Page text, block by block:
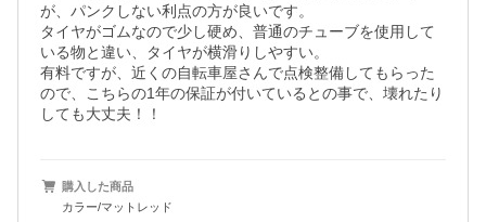
が、パンクしない利点の方が良いです。
タイヤがゴムなので少し硬め、普通のチューブを使用して
いる物と違い、タイヤが横滑りしやすい。
有料ですが、近くの自転車屋さんで点検整備してもらった
ので、こちらの1年の保証が付いているとの事で、壊れたり
しても大丈夫！！
購入した商品
カラー/マットレッド